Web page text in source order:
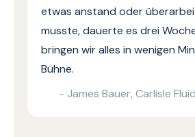
etwas anstand oder
musste, dauerte es drei
bringen wir alles in wenigen
Bühne.
- James Bauer, Carlisle